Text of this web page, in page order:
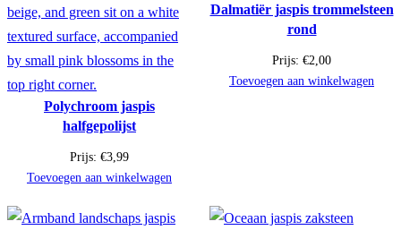
Polychroom jaspis
halfgepolijst
Prijs: €3,99
Toevoegen aan winkelwagen
Dalmatiër jaspis trommelsteen
rond
Prijs: €2,00
Toevoegen aan winkelwagen